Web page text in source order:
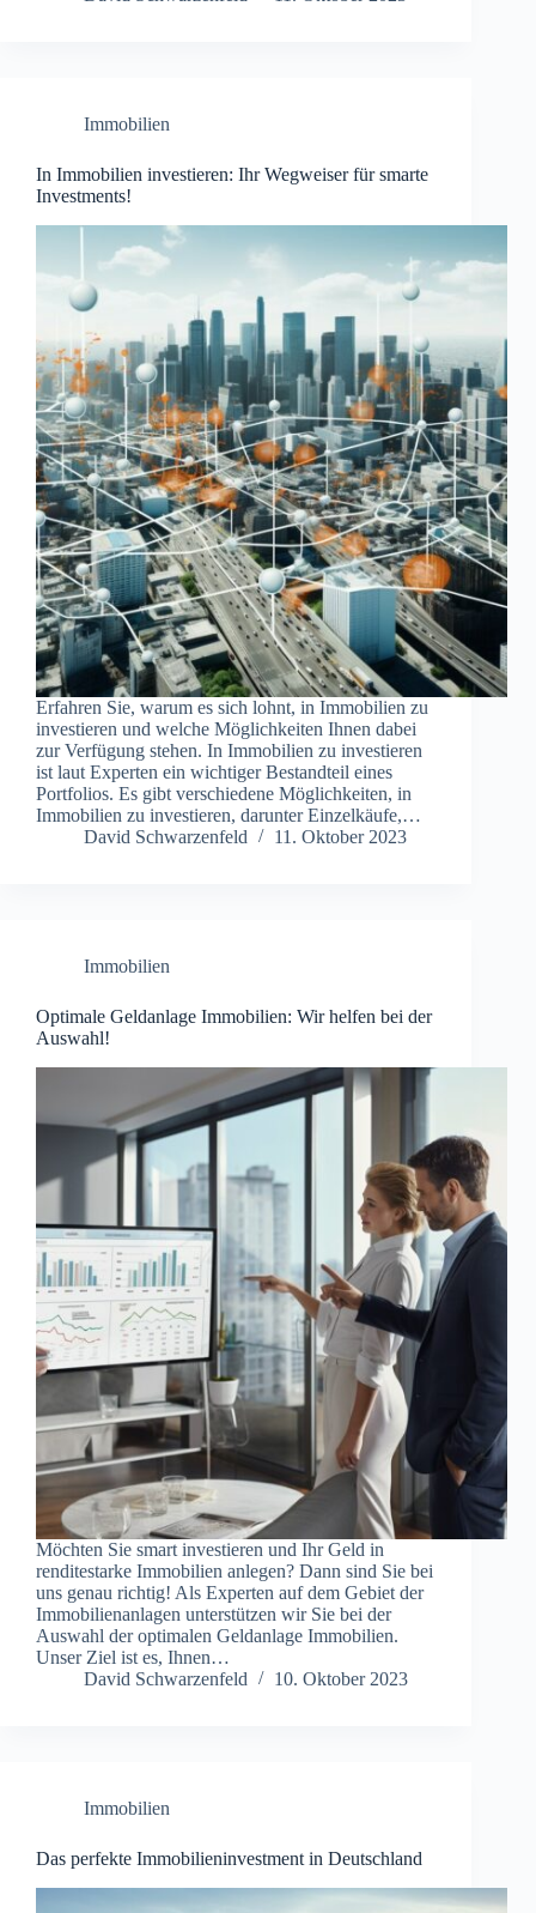
Immobilien
In Immobilien investieren: Ihr Wegweiser für smarte
Investments!
Erfahren Sie, warum es sich lohnt, in Immobilien zu
investieren und welche Möglichkeiten Ihnen dabei
zur Verfügung stehen. In Immobilien zu investieren
ist laut Experten ein wichtiger Bestandteil eines
Portfolios. Es gibt verschiedene Möglichkeiten, in
Immobilien zu investieren, darunter Einzelkäufe,…
David Schwarzenfeld
11. Oktober 2023
Immobilien
Optimale Geldanlage Immobilien: Wir helfen bei der
Auswahl!
Möchten Sie smart investieren und Ihr Geld in
renditestarke Immobilien anlegen? Dann sind Sie bei
uns genau richtig! Als Experten auf dem Gebiet der
Immobilienanlagen unterstützen wir Sie bei der
Auswahl der optimalen Geldanlage Immobilien.
Unser Ziel ist es, Ihnen…
David Schwarzenfeld
10. Oktober 2023
Immobilien
Das perfekte Immobilieninvestment in Deutschland